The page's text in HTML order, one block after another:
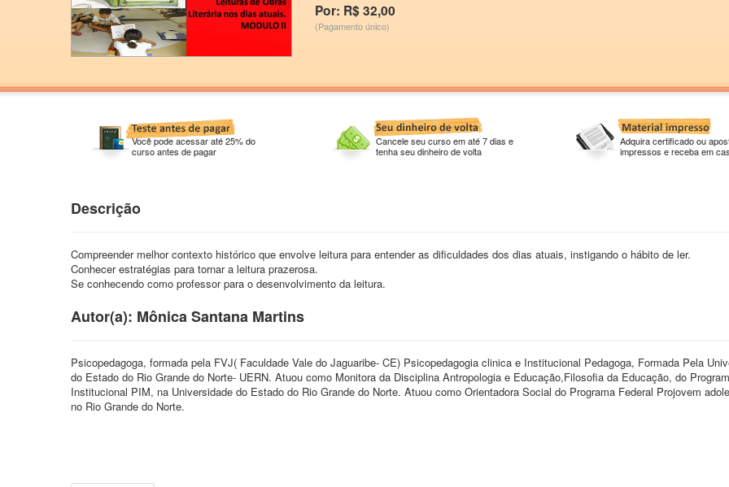
Por: R$ 32,00
(Pagamento único)
Você pode acessar até 25% do
curso antes de pagar
Cancele seu curso em até 7 dias e
tenha seu dinheiro de volta
Adquira certificado ou
impressos e receba em
Descrição
Compreender melhor contexto histórico que envolve leitura para entender as dificuldades dos dias atuais, instigando o hábito de ler.
Conhecer estratégias para tornar a leitura prazerosa.
Se conhecendo como professor para o desenvolvimento da leitura.
Autor(a): Mônica Santana Martins
Psicopedagoga, formada pela FVJ( Faculdade Vale do Jaguaribe- CE) Psicopedagogia clinica e Institucional Pedagoga, Formada Pela
do Estado do Rio Grande do Norte- UERN. Atuou como Monitora da Disciplina Antropologia e Educação,Filosofia da Educação, do
Institucional PIM, na Universidade do Estado do Rio Grande do Norte. Atuou como Orientadora Social do Programa Federal Projovem
no Rio Grande do Norte.